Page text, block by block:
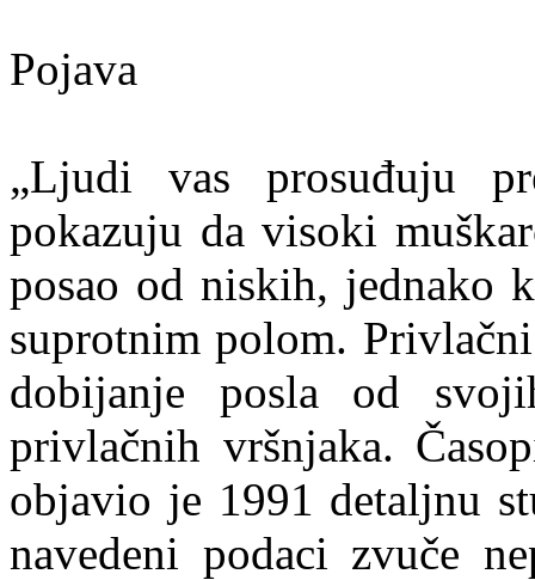
Pojava
„Ljudi vas prosuđuju
pokazuju da visoki
posao od niskih, jednako
suprotnim polom.
dobijanje posla od
privlačnih vršnjaka.
objavio je 1991 detaljnu
navedeni podaci zvuče